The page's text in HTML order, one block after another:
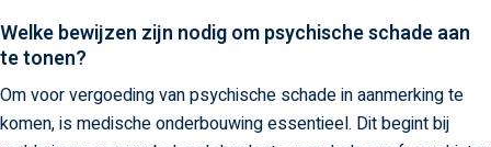
Welke bewijzen zijn nodig om psychische schade aan
te tonen?
Om voor vergoeding van psychische schade in aanmerking te
komen, is medische onderbouwing essentieel. Dit begint bij